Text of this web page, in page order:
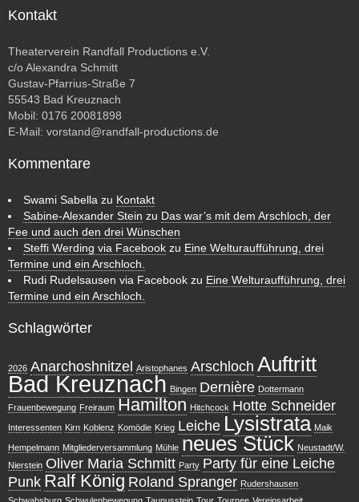
Kontakt
Theaterverein Randfall Productions e.V.
c/o Alexandra Schmitt
Gustav-Pfarrius-Straße 7
55543 Bad Kreuznach
Mobil: 0176 20081898
E-Mail: vorstand@randfall-productions.de
Kommentare
Swami Sabella zu Kontakt
Sabine-Alexander Stein zu Das war’s mit dem Arschloch, der
Fee und auch den drei Wünschen
Steffi Werding via Facebook zu Eine Welturaufführung, drei
Termine und ein Arschloch.
Rudi Rudelsausen via Facebook zu Eine Welturaufführung, drei
Termine und ein Arschloch.
Schlagwörter
2026 Anarchoshnitzel Aristophanes Arschloch Auftritt
Bad Kreuznach Bingen Dernière Dottermann
Frauenbewegung Freiraum Hamilton Hitchcock Hotte Schneider
Interessenten Kirn Koblenz Komödie Krieg Leiche Lysistrata Maik
Hempelmann Mitgliederversammlung Mühle neues Stück Neustadt/W.
Nierstein Oliver Maria Schmitt Party Party für eine Leiche
Punk Ralf König Roland Spranger Rudershausen